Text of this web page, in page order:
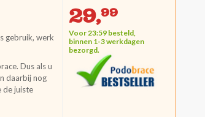
gebruik, werk
Dus als u
daarbij nog
de juiste
29,99
Voor 23:59 besteld,
binnen 1-3 werkdagen
bezorgd.